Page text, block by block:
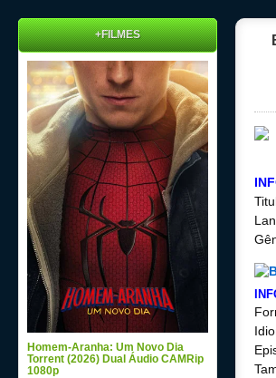
+FILMES
Homem-Aranha: Um Novo Dia
Torrent (2026) Dual Áudio CAMRip
1080p